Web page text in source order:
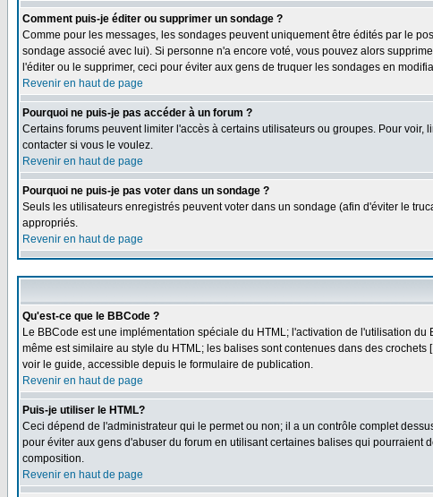
Comment puis-je éditer ou supprimer un sondage ?
Comme pour les messages, les sondages peuvent uniquement être édités par le
sondage associé avec lui). Si personne n'a encore voté, vous pouvez alors
l'éditer ou le supprimer, ceci pour éviter aux gens de truquer les sondages en
Revenir en haut de page
Pourquoi ne puis-je pas accéder à un forum ?
Certains forums peuvent limiter l'accès à certains utilisateurs ou groupes. Pour
contacter si vous le voulez.
Revenir en haut de page
Pourquoi ne puis-je pas voter dans un sondage ?
Seuls les utilisateurs enregistrés peuvent voter dans un sondage (afin d'éviter le
appropriés.
Revenir en haut de page
Qu'est-ce que le BBCode ?
Le BBCode est une implémentation spéciale du HTML; l'activation de l'utilisation
même est similaire au style du HTML; les balises sont contenues dans des
voir le guide, accessible depuis le formulaire de publication.
Revenir en haut de page
Puis-je utiliser le HTML?
Ceci dépend de l'administrateur qui le permet ou non; il a un contrôle complet
pour éviter aux gens d'abuser du forum en utilisant certaines balises qui
composition.
Revenir en haut de page